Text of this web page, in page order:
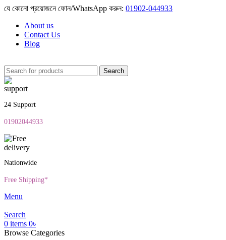
যে কোনো প্রয়োজনে ফোন/WhatsApp করুন: 01902-044933
About us
Contact Us
Blog
Search
24 Support
01902044933
Nationwide
Free Shipping*
Menu
Search
0 items 0৳
Browse Categories